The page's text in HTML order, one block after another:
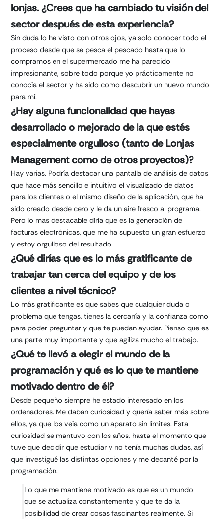
lonjas. ¿Crees que ha cambiado tu visión del
sector después de esta experiencia?
Sin duda lo he visto con otros ojos, ya solo conocer todo el
proceso desde que se pesca el pescado hasta que lo
compramos en el supermercado me ha parecido
impresionante, sobre todo porque yo prácticamente no
conocía el sector y ha sido como descubrir un nuevo mundo
para mí.
¿Hay alguna funcionalidad que hayas
desarrollado o mejorado de la que estés
especialmente orgulloso (tanto de Lonjas
Management como de otros proyectos)?
Hay varias. Podría destacar una pantalla de análisis de datos
que hace más sencillo e intuitivo el visualizado de datos
para los clientes o el mismo diseño de la aplicación, que ha
sido creado desde cero y le da un aire fresco al programa.
Pero lo mas destacable diría que es la generación de
facturas electrónicas, que me ha supuesto un gran esfuerzo
y estoy orgulloso del resultado.
¿Qué dirías que es lo más gratificante de
trabajar tan cerca del equipo y de los
clientes a nivel técnico?
Lo más gratificante es que sabes que cualquier duda o
problema que tengas, tienes la cercanía y la confianza como
para poder preguntar y que te puedan ayudar. Pienso que es
una parte muy importante y que agiliza mucho el trabajo.
¿Qué te llevó a elegir el mundo de la
programación y qué es lo que te mantiene
motivado dentro de él?
Desde pequeño siempre he estado interesado en los
ordenadores. Me daban curiosidad y quería saber más sobre
ellos, ya que los veía como un aparato sin límites. Esta
curiosidad se mantuvo con los años, hasta el momento que
tuve que decidir que estudiar y no tenía muchas dudas, así
que investigué las distintas opciones y me decanté por la
programación.
Lo que me mantiene motivado es que es un mundo
que se actualiza constantemente y que te da la
posibilidad de crear cosas fascinantes realmente. Si